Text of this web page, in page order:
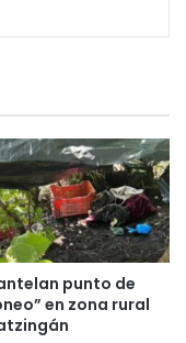
punto de
en zona rural